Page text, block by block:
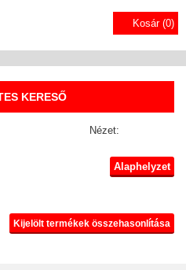
Kosár (0)
KERESŐ
Nézet:
Alaphelyzet
Kijelölt termékek összehasonlítása